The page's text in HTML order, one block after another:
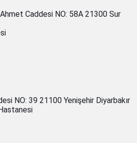
Caddesi NO: 58A 21300 Sur
NO: 39 21100 Yenişehir Diyarbakır